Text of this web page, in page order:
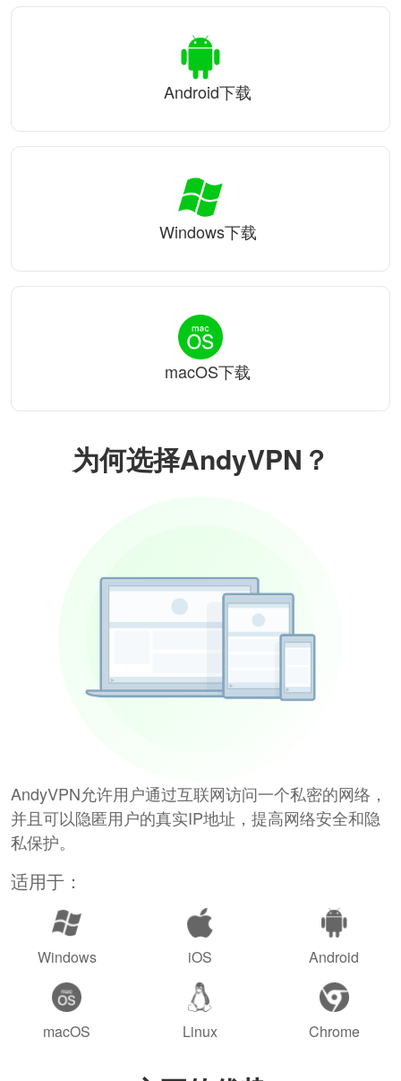
为何选择AndyVPN？
AndyVPN允许用户通过互联网访问一个私密的网络，
并且可以隐匿用户的真实IP地址，提高网络安全和隐
私保护。
适用于：
Windows iOS Android
macOS Linux Chrome
Android下载
Windows下载
macOS下载